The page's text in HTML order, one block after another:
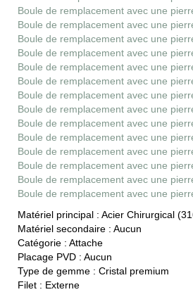
Boule de remplacement avec une
Boule de remplacement avec une
Boule de remplacement avec une
Boule de remplacement avec une
Boule de remplacement avec une
Boule de remplacement avec une
Boule de remplacement avec une
Boule de remplacement avec une
Boule de remplacement avec une
Boule de remplacement avec une
Boule de remplacement avec une
Boule de remplacement avec une
Boule de remplacement avec une
Boule de remplacement avec une
Matériel principal : Acier Chirurgical
Matériel secondaire : Aucun
Catégorie : Attache
Placage PVD : Aucun
Type de gemme : Cristal premium
Filet : Externe